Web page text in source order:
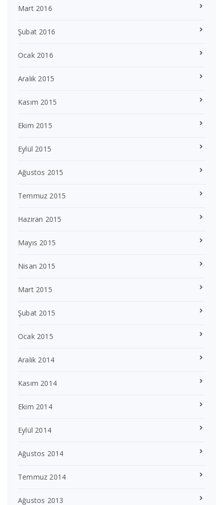
Mart 2016
Şubat 2016
Ocak 2016
Aralık 2015
Kasım 2015
Ekim 2015
Eylül 2015
Ağustos 2015
Temmuz 2015
Haziran 2015
Mayıs 2015
Nisan 2015
Mart 2015
Şubat 2015
Ocak 2015
Aralık 2014
Kasım 2014
Ekim 2014
Eylül 2014
Ağustos 2014
Temmuz 2014
Ağustos 2013